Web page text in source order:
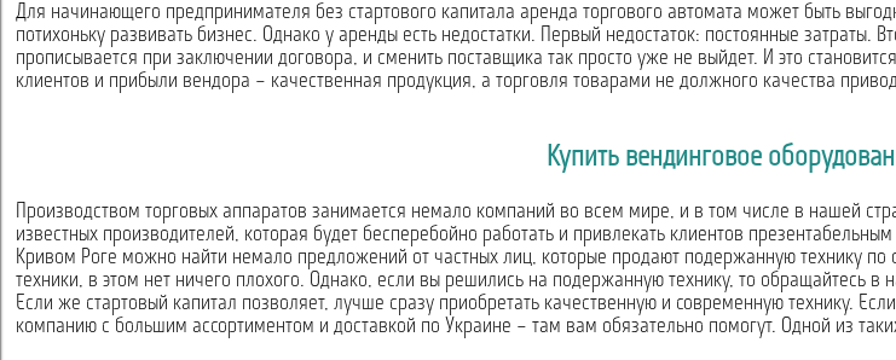
Для начинающего предпринимателя без стартового капитала аренда торгового автомата может быть
потихоньку развивать бизнес. Однако у аренды есть недостатки. Первый недостаток: постоянные
прописывается при заключении договора, и сменить поставщика так просто уже не выйдет. И это
клиентов и прибыли вендора – качественная продукция, а торговля товарами не должного качества
Купить вендинговое
Производством торговых аппаратов занимается немало компаний во всем мире, и в том числе в нашей
известных производителей, которая будет бесперебойно работать и привлекать клиентов
Кривом Роге можно найти немало предложений от частных лиц, которые продают подержанную технику
техники, в этом нет ничего плохого. Однако, если вы решились на подержанную технику, то обращайтесь
Если же стартовый капитал позволяет, лучше сразу приобретать качественную и современную технику.
компанию с большим ассортиментом и доставкой по Украине – там вам обязательно помогут. Одной из